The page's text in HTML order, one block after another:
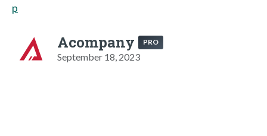
p
Acompany PRO
September 18, 2023